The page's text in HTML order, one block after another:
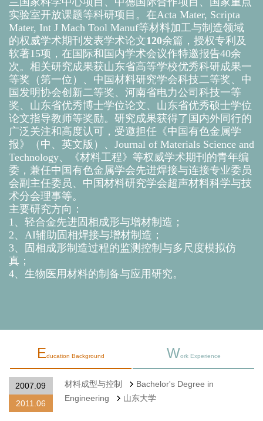
实验室开放课题等科研项目。在Acta Mater, Scripta
Mater, Int J Mach Tool Manuf等材料加工与制造领域
的权威学术期刊发表学术论文120余篇，授权专利及
软著15项，在国际和国内学术会议作特邀报告40余
次。相关研究成果获山东省高等学校优秀科研成果一
等奖（第一位）、中国材料研究学会科技二等奖、中
国发明协会创新二等奖、河南省电力公司科技一等
奖、山东省优秀博士学位论文、山东省优秀硕士学位
论文指导教师等奖励。研究成果获得了国内外同行的
广泛关注和高度认可，受邀担任《中国有色金属学
报》（中、英文版）、Journal of Materials Science and
Technology、《材料工程》等权威学术期刊的青年编
委，兼任中国有色金属学会先进焊接与连接专业委员
会副主任委员、中国材料研究学会超声材料科学与技
术分会理事等。
主要研究方向：
1、轻合金先进固相成形与增材制造；
2、AI辅助固相焊接与增材制造；
3、固相成形制造过程的监测控制与多尺度模拟仿
真；
4、生物医用材料的制备与应用研究。
Education Background Work Experience
2007.09
2011.06
材料成型与控制
Bachelor's Degree in
Engineering
山东大学